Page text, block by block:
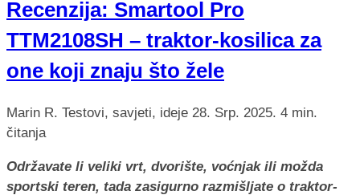
Recenzija: Smartool Pro
TTM2108SH – traktor-kosilica za
one koji znaju što žele
Marin R. Testovi, savjeti, ideje 28. Srp. 2025. 4 min.
čitanja
Održavate li veliki vrt, dvorište, voćnjak ili možda
sportski teren, tada zasigurno razmišljate o traktor-